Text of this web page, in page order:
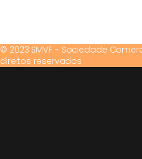
© 2023 SMVF - Sociedade
direitos reservados